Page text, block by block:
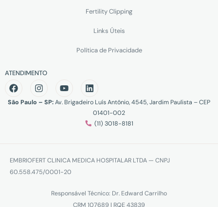
Fertility Clipping
Links Úteis
Política de Privacidade
ATENDIMENTO
São Paulo – SP:Av. Brigadeiro Luís Antônio, 4545, Jardim Paulista – CEP
01401-002
(11) 3018-8181
EMBRIOFERT CLINICA MEDICA HOSPITALAR LTDA — CNPJ
60.558.475/0001-20
Responsável Técnico: Dr. Edward Carrilho
CRM 107689 | RQE 43839